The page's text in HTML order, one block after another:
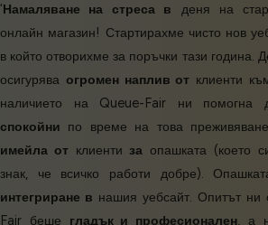
‘Намаляване на стреса в деня на
онлайн магазин! Стартирахме чисто нов
в който отворихме за поръчки тази година.
осигурява огромен наплив от клиенти
наличието на Queue-Fair ни
спокойни по време на това
имейла отклиентиза опашката (което
знак, че всичко работи добре).
интегриране в нашия уебсайт. Опитът
Fair беше гладък и професионален, а